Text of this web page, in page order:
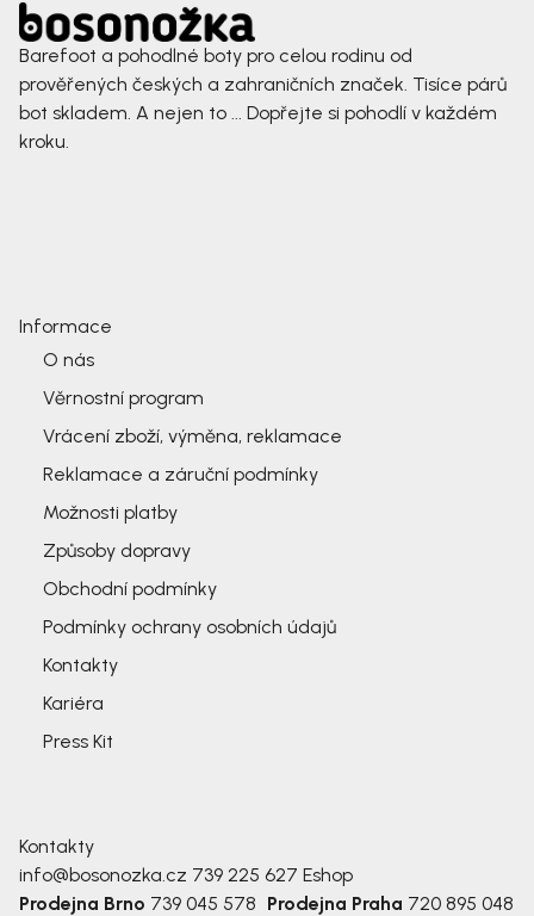
Barefoot a pohodlné boty pro celou rodinu od
prověřených českých a zahraničních značek. Tisíce párů
bot skladem. A nejen to ... Dopřejte si pohodlí v každém
kroku.
Informace
O nás
Věrnostní program
Vrácení zboží, výměna, reklamace
Reklamace a záruční podmínky
Možnosti platby
Způsoby dopravy
Obchodní podmínky
Podmínky ochrany osobních údajů
Kontakty
Kariéra
Press Kit
Kontakty
info@bosonozka.cz 739 225 627 Eshop
Prodejna Brno 739 045 578 Prodejna Praha 720 895 048